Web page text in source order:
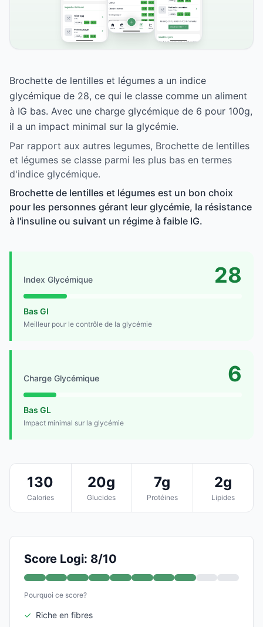
Brochette de lentilles et légumes a un indice
glycémique de 28, ce qui le classe comme un aliment
à IG bas. Avec une charge glycémique de 6 pour 100g,
il a un impact minimal sur la glycémie.
Par rapport aux autres legumes, Brochette de lentilles
et légumes se classe parmi les plus bas en termes
d'indice glycémique.
Brochette de lentilles et légumes est un bon choix
pour les personnes gérant leur glycémie, la résistance
à l'insuline ou suivant un régime à faible IG.
Index Glycémique 28
Bas GI
Meilleur pour le contrôle de la glycémie
Charge Glycémique 6
Bas GL
Impact minimal sur la glycémie
130
Calories
20g
Glucides
7g
Protéines
2g
Lipides
Score Logi: 8/10
Pourquoi ce score?
✓ Riche en fibres